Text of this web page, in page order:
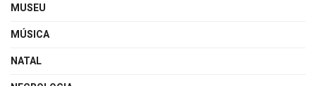
MUSEU
MÚSICA
NATAL